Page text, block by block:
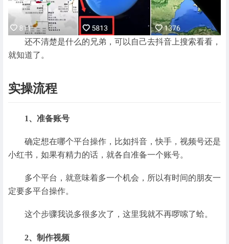
还不清楚是什么的兄弟，可以自己去抖音上搜索看看，
就知道了。
实操流程
1、准备账号
确定想在哪个平台操作，比如抖音，快手，视频号还是
小红书，如果有精力的话，就各自准备一个账号。
多个平台，就意味着多一个机会，所以有时间的朋友一
定要多平台操作。
这个步骤我说多很多次了，这里我就不再啰嗦了蛤。
2、制作视频